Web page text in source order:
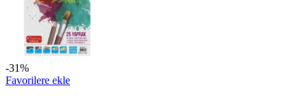
-31%
Favorilere ekle